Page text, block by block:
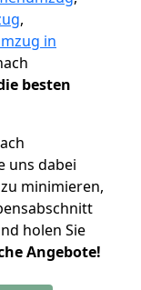
,
in
besten
uns dabei
minimieren,
holen Sie
Angebote!